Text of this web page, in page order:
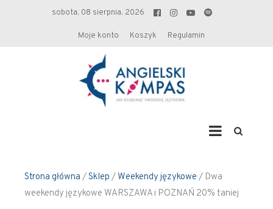
sobota, 08 sierpnia, 2026
Moje konto Koszyk Regulamin
Strona główna /Sklep / Weekendy językowe / Dwa
weekendy językowe WARSZAWA i POZNAŃ 20% taniej